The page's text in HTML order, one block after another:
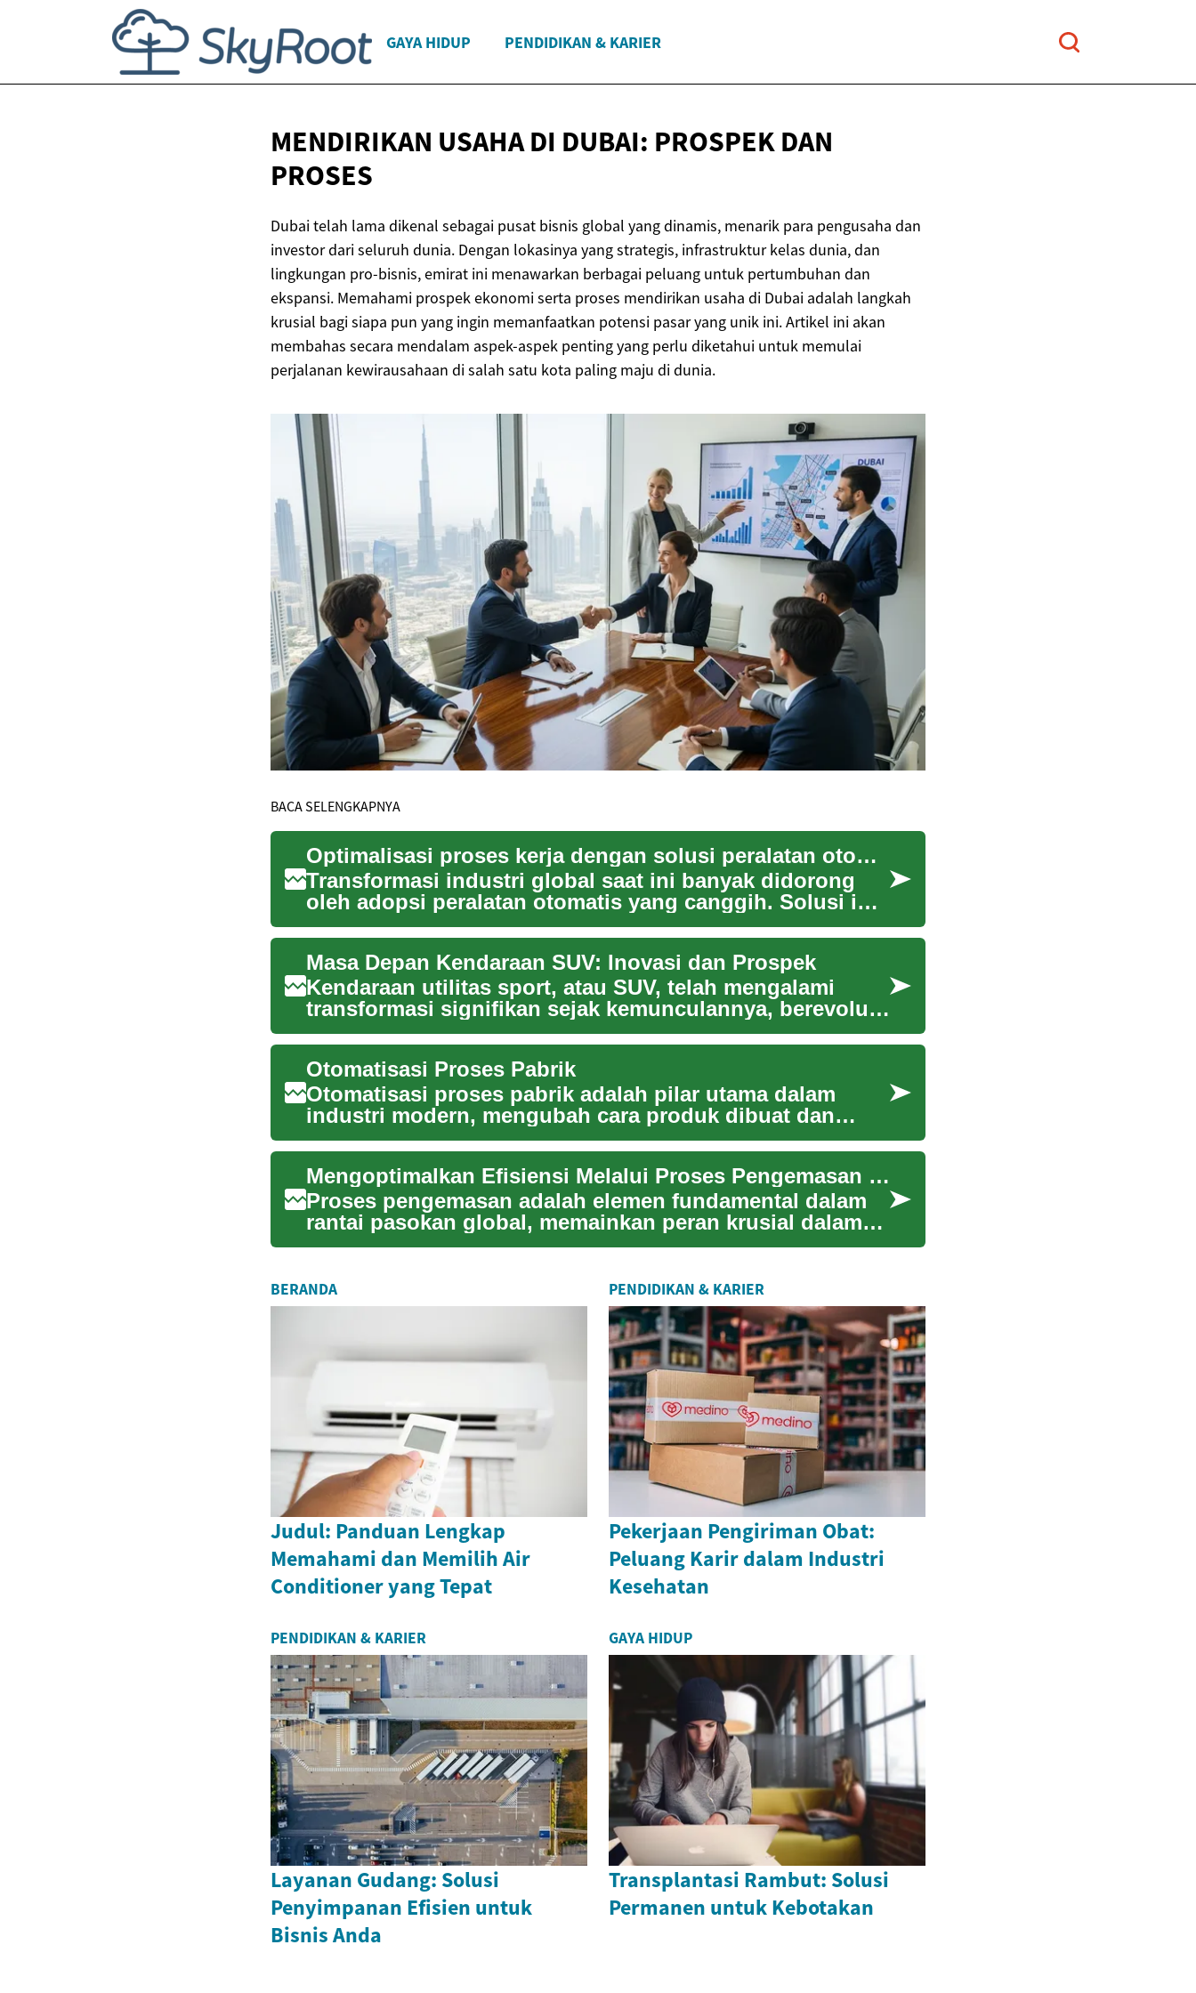
GAYA HIDUP PENDIDIKAN & KARIER
MENDIRIKAN USAHA DI DUBAI: PROSPEK DAN
PROSES
Dubai telah lama dikenal sebagai pusat bisnis global yang dinamis, menarik para pengusaha dan
investor dari seluruh dunia. Dengan lokasinya yang strategis, infrastruktur kelas dunia, dan
lingkungan pro-bisnis, emirat ini menawarkan berbagai peluang untuk pertumbuhan dan
ekspansi. Memahami prospek ekonomi serta proses mendirikan usaha di Dubai adalah langkah
krusial bagi siapa pun yang ingin memanfaatkan potensi pasar yang unik ini. Artikel ini akan
membahas secara mendalam aspek-aspek penting yang perlu diketahui untuk memulai
perjalanan kewirausahaan di salah satu kota paling maju di dunia.
BACA SELENGKAPNYA
Optimalisasi proses kerja dengan solusi peralatan otomatis.
Transformasi industri global saat ini banyak didorong
oleh adopsi peralatan otomatis yang canggih. Solusi ini
tidak h...
Masa Depan Kendaraan SUV: Inovasi dan Prospek
Kendaraan utilitas sport, atau SUV, telah mengalami
transformasi signifikan sejak kemunculannya, berevolusi
dari kend...
Otomatisasi Proses Pabrik
Otomatisasi proses pabrik adalah pilar utama dalam
industri modern, mengubah cara produk dibuat dan
didistribusikan. ...
Mengoptimalkan Efisiensi Melalui Proses Pengemasan yang Tepat
Proses pengemasan adalah elemen fundamental dalam
rantai pasokan global, memainkan peran krusial dalam
melindungi pro...
BERANDA
Judul: Panduan Lengkap
Memahami dan Memilih Air
Conditioner yang Tepat
PENDIDIKAN & KARIER
Pekerjaan Pengiriman Obat:
Peluang Karir dalam Industri
Kesehatan
PENDIDIKAN & KARIER
Layanan Gudang: Solusi
Penyimpanan Efisien untuk
Bisnis Anda
GAYA HIDUP
Transplantasi Rambut: Solusi
Permanen untuk Kebotakan